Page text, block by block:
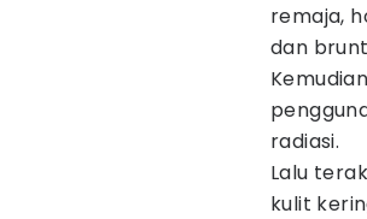
remaja,
dan
radiasi.
Lalu
kulit